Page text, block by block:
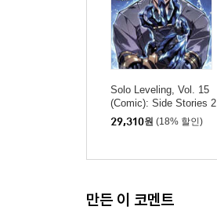
Solo Leveling, Vol. 15
(Comic): Side Stories 2
29,310원 (18% 할인)
만든 이 코멘트